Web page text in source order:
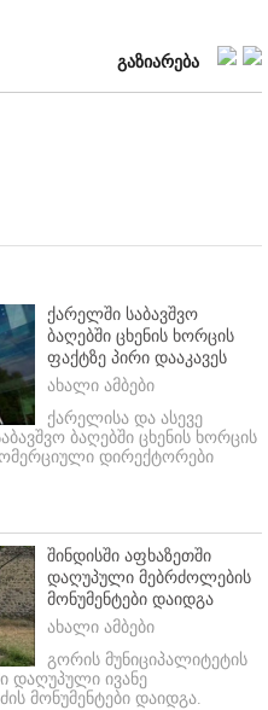
გაზიარება
ქარელში საბავშვო
ბაღებში ცხენის ხორცის
ფაქტზე პირი დააკავეს
ახალი ამბები
ქარელისა და ასევე
ბაღებში ცხენის ხორცის
დირექტორები
შინდისში აფხაზეთში
დაღუპული მებრძოლების
მონუმენტები დაიდგა
ახალი ამბები
გორის მუნიციპალიტეტის
დაღუპული ივანე
მონუმენტები დაიდგა.